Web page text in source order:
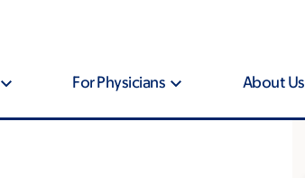
For Physicians About Us